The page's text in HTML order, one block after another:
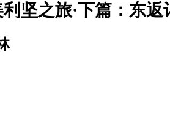
坚之旅·下篇：东返